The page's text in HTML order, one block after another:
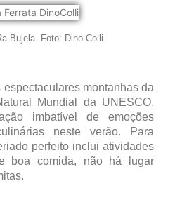
Bujela. Foto: Dino Colli
espectaculares montanhas da
Mundial da UNESCO,
imbatível de emoções
neste verão. Para
perfeito inclui atividades
boa comida, não há lugar